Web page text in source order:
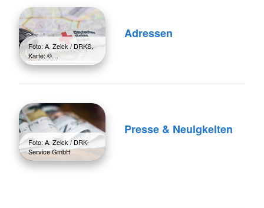
Foto: A. Zelck / DRKS,
Karte: ©…
Adressen
Foto: A. Zelck / DRK-
Service GmbH
Presse & Neuigkeiten